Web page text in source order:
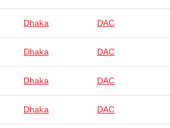
Dhaka DAC
Dhaka DAC
Dhaka DAC
Dhaka DAC